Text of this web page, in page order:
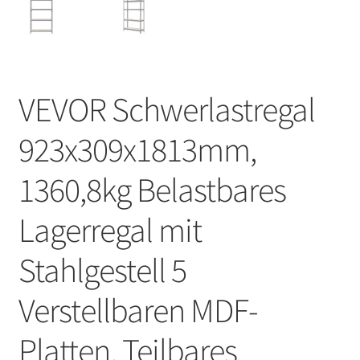
VEVOR Schwerlastregal
923x309x1813mm,
1360,8kg Belastbares
Lagerregal mit
Stahlgestell 5
Verstellbaren MDF-
Platten, Teilbares